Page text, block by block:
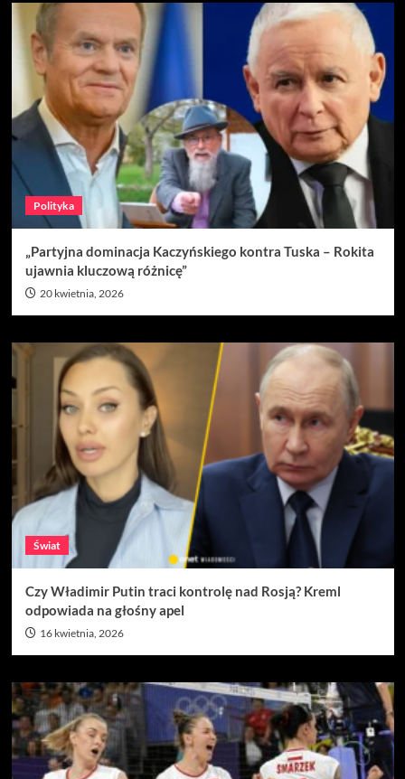
Polityka
„Partyjna dominacja Kaczyńskiego kontra Tuska – Rokita
ujawnia kluczową różnicę”
20 kwietnia, 2026
Świat
Czy Władimir Putin traci kontrolę nad Rosją? Kreml
odpowiada na głośny apel
16 kwietnia, 2026